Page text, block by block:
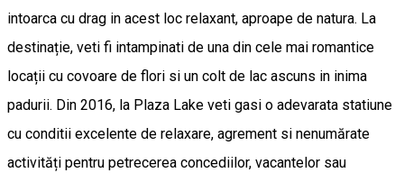
intoarca cu drag in acest loc relaxant, aproape de natura. La
destinație, veti fi intampinati de una din cele mai romantice
locații cu covoare de flori si un colt de lac ascuns in inima
padurii. Din 2016, la Plaza Lake veti gasi o adevarata statiune
cu conditii excelente de relaxare, agrement si nenumărate
activități pentru petrecerea concediilor, vacantelor sau